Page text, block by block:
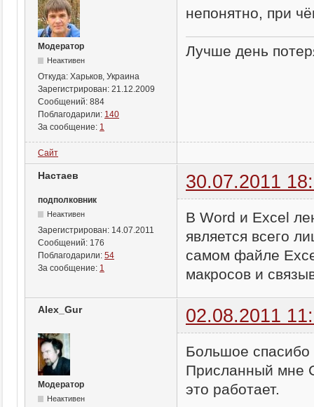
Модератор
Неактивен
Откуда: Харьков, Украина
Зарегистрирован: 21.12.2009
Сообщений: 884
Поблагодарили: 140
За сообщение: 1
непонятно, при
Лучше день
Сайт
Настаев 30.07.2011
подполковник
Неактивен
Зарегистрирован: 14.07.2011
Сообщений: 176
Поблагодарили: 54
За сообщение: 1
В Word и Excel
является всего
самом файле
макросов и
Alex_Gur 02.08.2011
Модератор
Неактивен
Большое
Присланный мне
это работает.